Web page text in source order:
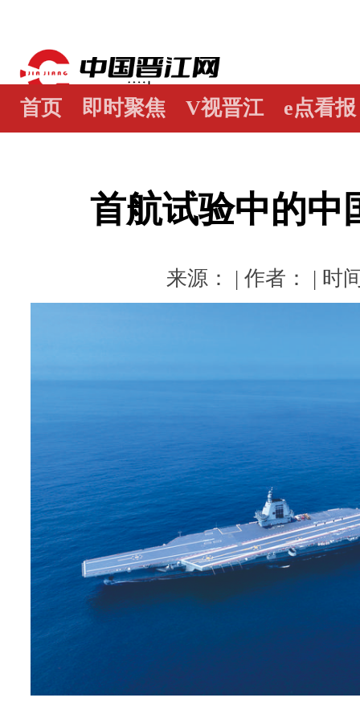
首页 即时聚焦 V视晋江 e点看报
首航试验中的中
来源： | 作者： | 时